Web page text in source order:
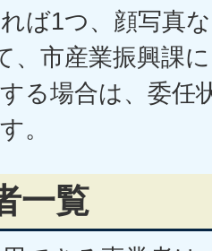
ば1つ、顔写真
、市産業振興課
る場合は、委任
。
一覧